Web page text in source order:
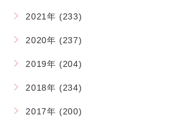
2021年 (233)
2020年 (237)
2019年 (204)
2018年 (234)
2017年 (200)